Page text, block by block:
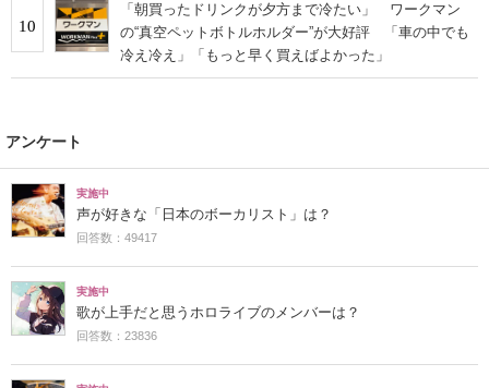
10
「朝買ったドリンクが夕方まで冷たい」 ワークマン
の“真空ペットボトルホルダー”が大好評 「車の中でも
冷え冷え」「もっと早く買えばよかった」
アンケート
実施中
声が好きな「日本のボーカリスト」は？
回答数：49417
実施中
歌が上手だと思うホロライブのメンバーは？
回答数：23836